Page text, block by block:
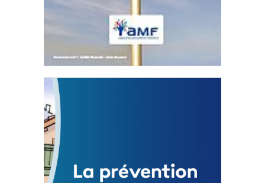
Statut de l’élu local
3 avril 2024
Mise à jour avril 2024
FEUILLETER